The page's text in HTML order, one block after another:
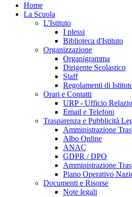
Home
La Scuola
L'Istituto
I plessi
Biblioteca d'Istituto
Organizzazione
Organigramma
Dirigente Scolastico
Staff
Regolamenti di
Orari e Contatti
URP - Ufficio
Email e Telefoni
Trasparenza e Pubblicità
Amministrazione
Albo Online
ANAC
GDPR / DPO
Amministrazione
Piano Operativo
Documenti e Risorse
Note legali